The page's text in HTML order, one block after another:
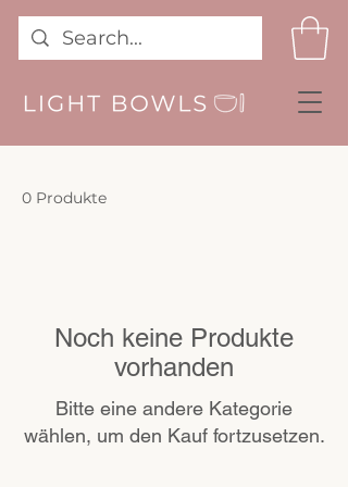
0 Produkte
Noch keine Produkte
vorhanden
Bitte eine andere Kategorie
wählen, um den Kauf fortzusetzen.